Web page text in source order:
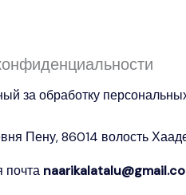
за обработку
Пену, 86014 волость
почта